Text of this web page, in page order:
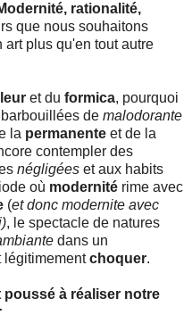
rationalité,
que nous souhaitons
plus qu'en tout autre
et du formica, pourquoi
de malodorante
la permanente et de la
contempler des
négligées et aux habits
où modernité rime avec
(et donc modernite avec
, le spectacle de natures
dans un
légitimementchoquer.
à réaliser notre